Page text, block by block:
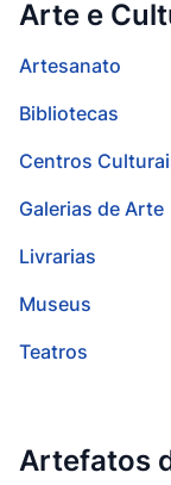
Arte e
Artesanato
Bibliotecas
Centros
Galerias de Arte
Livrarias
Museus
Teatros
Artefatos